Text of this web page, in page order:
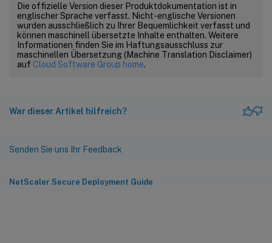
Die offizielle Version dieser Produktdokumentation ist in
englischer Sprache verfasst. Nicht-englische Versionen
wurden ausschließlich zu Ihrer Bequemlichkeit verfasst und
können maschinell übersetzte Inhalte enthalten. Weitere
Informationen finden Sie im Haftungsausschluss zur
maschinellen Übersetzung (Machine Translation Disclaimer)
auf Cloud Software Group home.
War dieser Artikel hilfreich?
Senden Sie uns Ihr Feedback
NetScaler Secure Deployment Guide